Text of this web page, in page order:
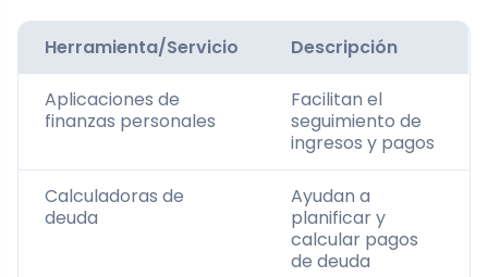
Herramienta/Servicio Descripción
Aplicaciones de
finanzas personales
Facilitan el
seguimiento de
ingresos y pagos
Calculadoras de
deuda
Ayudan a
planificar y
calcular pagos
de deuda